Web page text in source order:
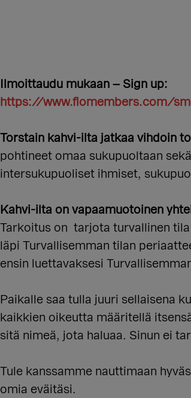
Ilmoittaudu mukaan – Sign up:
https://www.flomembers.com/
Torstain kahvi-ilta jatkaa vihdoin
pohtineet omaa sukupuoltaan
intersukupuoliset ihmiset,
Kahvi-ilta on vapaamuotoinen
Tarkoitus on tarjota turvallinen tila
läpi Turvallisemman tilan
ensin luettavaksesi
Paikalle saa tulla juuri sellaisena
kaikkien oikeutta määritellä
sitä nimeä, jota haluaa. Sinun ei
Tule kanssamme nauttimaan
omia eväitäsi.